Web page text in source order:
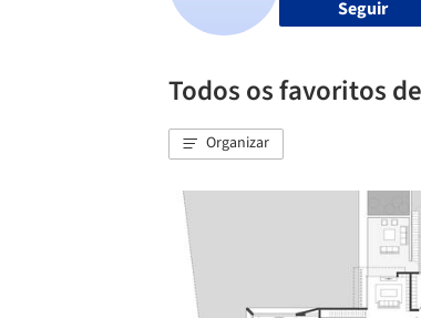
Seguir
Todos os favoritos
Organizar